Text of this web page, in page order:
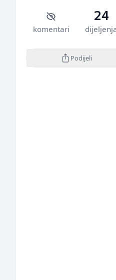
komentari
24
Podijeli